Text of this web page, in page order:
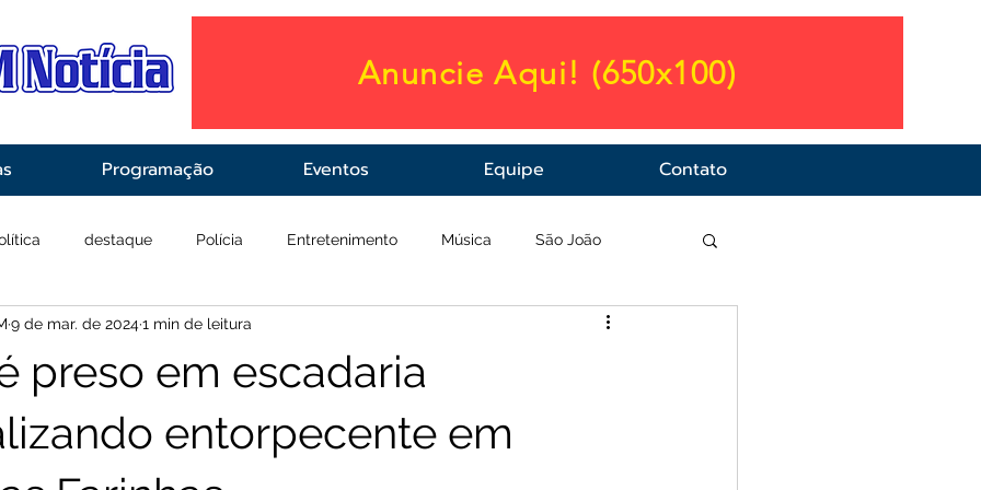
Anuncie Aqui! (650x100)
Programação Eventos Equipe Contato
destaque Polícia Entretenimento Música São João
Saúde
preso em escadaria
entorpecente em
9 de mar. de 20241 min de leitura